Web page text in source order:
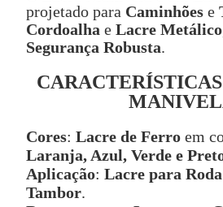
projetado para Caminhões e
Cordoalha e Lacre Metálico
Segurança Robusta.
Cores: Lacre de Ferro em
Laranja, Azul, Verde e
Aplicação: Lacre para Roda
Tambor.